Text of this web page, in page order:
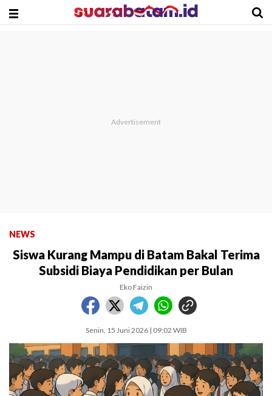
NEWS
Siswa Kurang Mampu di Batam Bakal Terima
Subsidi Biaya Pendidikan per Bulan
Eko Faizin
Senin, 15 Juni 2026 | 09:02 WIB